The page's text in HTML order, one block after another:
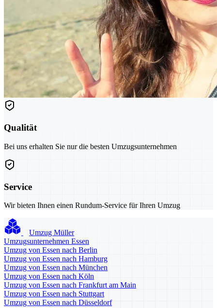
Qualität
Bei uns erhalten Sie nur die besten Umzugsunternehmen
Service
Wir bieten Ihnen einen Rundum-Service für Ihren Umzug
Umzug Müller
Umzugsunternehmen Essen
Umzug von Essen nach Berlin
Umzug von Essen nach Hamburg
Umzug von Essen nach München
Umzug von Essen nach Köln
Umzug von Essen nach Frankfurt am Main
Umzug von Essen nach Stuttgart
Umzug von Essen nach Düsseldorf